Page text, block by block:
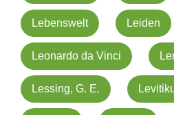
Lebenswelt Leiden
Leonardo da Vinci
Lessing, G. E.